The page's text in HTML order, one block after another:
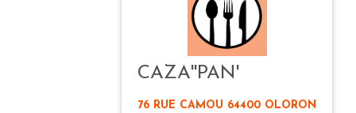
CAZA''PAN'
76 RUE CAMOU 64400 OLORON